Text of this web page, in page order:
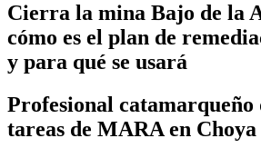
Cierra la mina Bajo de la
cómo es el plan de
y para qué se usará
Profesional catamarqueño
tareas de MARA en Choya